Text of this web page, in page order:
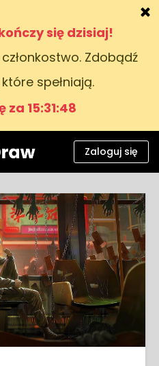
się dzisiaj!
Zdobądź
spełniają.
za 15:31:47
Zaloguj się